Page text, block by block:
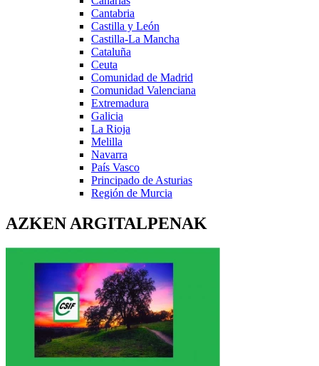
Cantabria
Castilla y León
Castilla-La Mancha
Cataluña
Ceuta
Comunidad de Madrid
Comunidad Valenciana
Extremadura
Galicia
La Rioja
Melilla
Navarra
País Vasco
Principado de Asturias
Región de Murcia
AZKEN ARGITALPENAK